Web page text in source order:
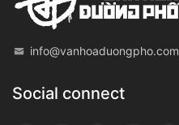
info@vanhoaduongpho.com
Social connect